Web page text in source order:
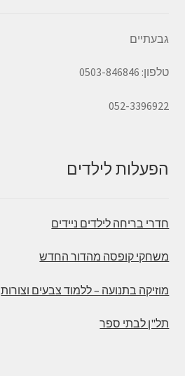
גבעתיים
טלפון: 0503-846846
052-3396922
הפעלות לילדים
חדרי בריחה לילדים ניידים
משחקי קופסה מהדור החדש
מוזיקה בתנועה – ללמוד צבעים וצורות
תל"ן לבתי ספר